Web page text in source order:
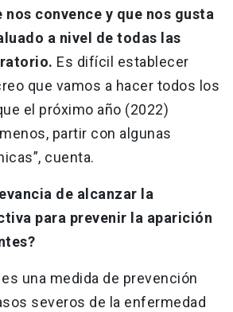
nos convence y que nos gusta
a nivel de todas las
Es difícil establecer
que vamos a hacer todos los
el próximo año (2022)
partir con algunas
cuenta.
de alcanzar la
para prevenir la aparición
una medida de prevención
severos de la enfermedad